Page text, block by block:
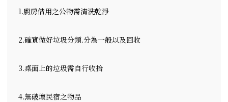
1.廚房借用之公物需清洗乾淨
2.確實做好垃圾分類.分為一般以及回收
3.桌面上的垃圾需自行收拾
4.無破壞民宿之物品